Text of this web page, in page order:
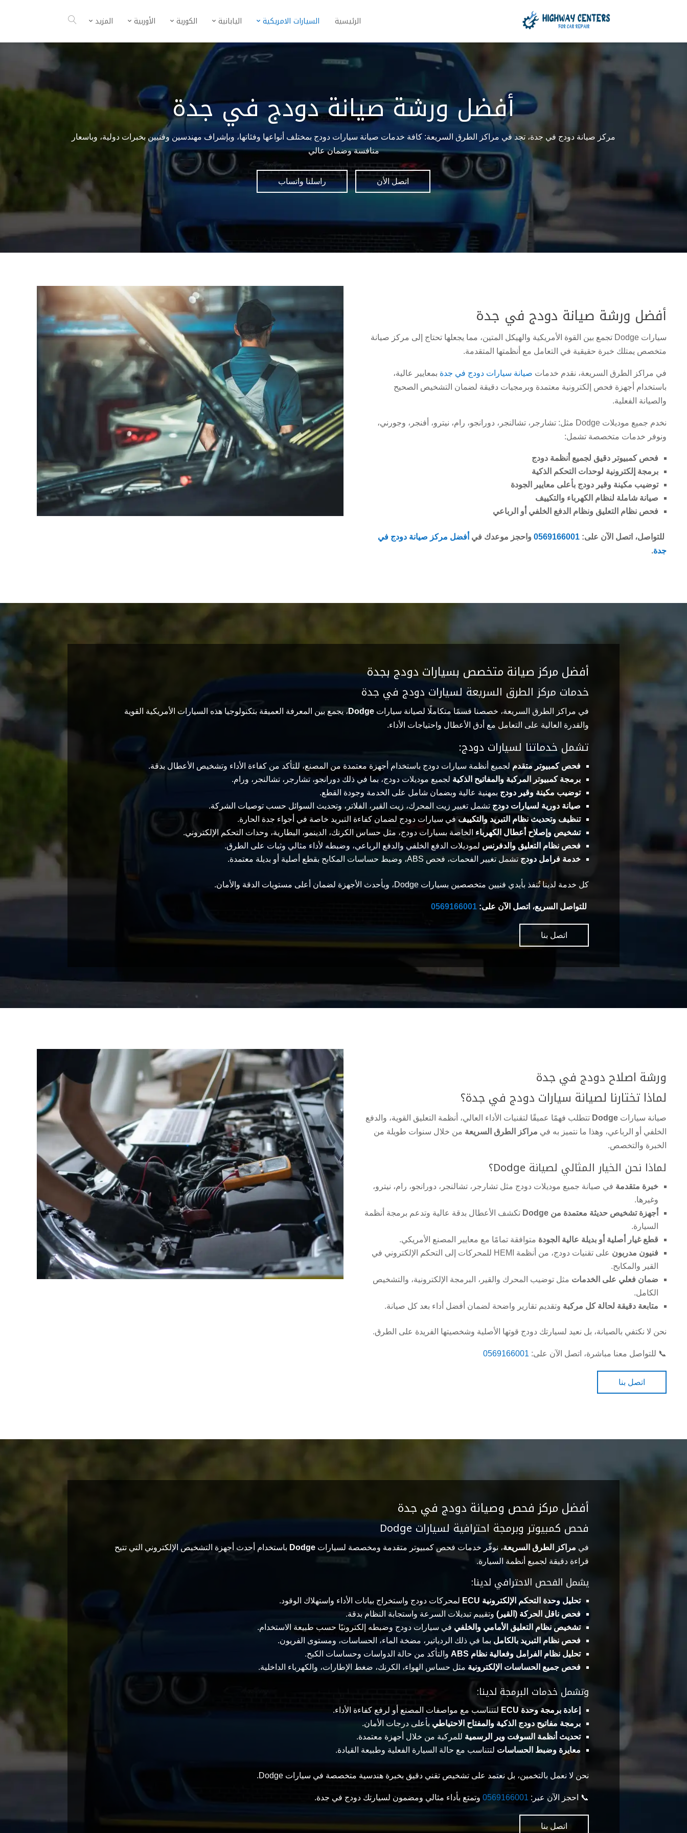
الرئيسية السيارات الامريكية اليابانية الكورية الأوربية المزيد
أفضل ورشة صيانة دودج في جدة
مركز صيانة دودج في جدة، تجد في مراكز الطرق السريعة: كافة خدمات صيانة سيارات دودج بمختلف أنواعها وفئاتها، وبإشراف مهندسين وفنيين بخبرات دولية، وباسعار
منافسة وضمان عالي
اتصل الأن راسلنا واتساب
أفضل ورشة صيانة دودج في جدة
سيارات Dodge تجمع بين القوة الأمريكية والهيكل المتين، مما يجعلها تحتاج إلى مركز صيانة
متخصص يمتلك خبرة حقيقية في التعامل مع أنظمتها المتقدمة.
في مراكز الطرق السريعة، نقدم خدمات صيانة سيارات دودج في جدة بمعايير عالية،
باستخدام أجهزة فحص إلكترونية معتمدة وبرمجيات دقيقة لضمان التشخيص الصحيح
والصيانة الفعلية.
نخدم جميع موديلات Dodge مثل: تشارجر، تشالنجر، دورانجو، رام، نيترو، أفنجر، وجورني،
ونوفر خدمات متخصصة تشمل:
فحص كمبيوتر دقيق لجميع أنظمة دودج
برمجة إلكترونية لوحدات التحكم الذكية
توضيب مكينة وقير دودج بأعلى معايير الجودة
صيانة شاملة لنظام الكهرباء والتكييف
فحص نظام التعليق ونظام الدفع الخلفي أو الرباعي
للتواصل، اتصل الآن على:0569166001 واحجز موعدك في أفضل مركز صيانة دودج في
جدة.
أفضل مركز صيانة متخصص بسيارات دودج بجدة
خدمات مركز الطرق السريعة لسيارات دودج في جدة
في مراكز الطرق السريعة، خصصنا قسمًا متكاملًا لصيانة سيارات Dodge ، يجمع بين المعرفة العميقة بتكنولوجيا هذه السيارات الأمريكية القوية
والقدرة العالية على التعامل مع أدق الأعطال واحتياجات الأداء.
تشمل خدماتنا لسيارات دودج:
فحص كمبيوتر متقدم لجميع أنظمة سيارات دودج باستخدام أجهزة معتمدة من المصنع، للتأكد من كفاءة الأداء وتشخيص الأعطال بدقة.
برمجة كمبيوتر المركبة والمفاتيح الذكية لجميع موديلات دودج، بما في ذلك دورانجو، تشارجر، تشالنجر، ورام.
توضيب مكينة وقير دودج بمهنية عالية وبضمان شامل على الخدمة وجودة القطع.
صيانة دورية لسيارات دودج تشمل تغيير زيت المحرك، زيت القير، الفلاتر، وتحديث السوائل حسب توصيات الشركة.
تنظيف وتحديث نظام التبريد والتكييف في سيارات دودج لضمان كفاءة التبريد خاصة في أجواء جدة الحارة.
تشخيص وإصلاح أعطال الكهرباء الخاصة بسيارات دودج، مثل حساس الكرنك، الدينمو، البطارية، وحدات التحكم الإلكتروني.
فحص نظام التعليق والدفرنس لموديلات الدفع الخلفي والدفع الرباعي، وضبطه لأداء مثالي وثبات على الطرق.
خدمة فرامل دودج تشمل تغيير الفحمات، فحص ABS، وضبط حساسات المكابح بقطع أصلية أو بديلة معتمدة.
كل خدمة لدينا تُنفذ بأيدي فنيين متخصصين بسيارات Dodge، وبأحدث الأجهزة لضمان أعلى مستويات الدقة والأمان.
للتواصل السريع، اتصل الآن على: 0569166001
اتصل بنا
ورشة اصلاح دودج في جدة
لماذا تختارنا لصيانة سيارات دودج في جدة؟
صيانة سياراتDodge تتطلب فهمًا عميقًا لتقنيات الأداء العالي، أنظمة التعليق القوية، والدفع
الخلفي أو الرباعي، وهذا ما نتميز به في مراكز الطرق السريعة من خلال سنوات طويلة من
الخبرة والتخصص.
لماذا نحن الخيار المثالي لصيانة Dodge؟
خبرة متقدمة في صيانة جميع موديلات دودج مثل تشارجر، تشالنجر، دورانجو، رام، نيترو،
وغيرها.
أجهزة تشخيص حديثة معتمدة من Dodge
تكشف الأعطال بدقة عالية وتدعم برمجة أنظمة
السيارة.
قطع غيار أصلية أو بديلة عالية الجودة متوافقة تمامًا مع معايير المصنع الأمريكي.
فنيون مدربون
على تقنيات دودج، من أنظمة HEMI للمحركات إلى التحكم الإلكتروني في
القير والمكابح.
ضمان فعلي على الخدمات مثل توضيب المحرك والقير، البرمجة الإلكترونية، والتشخيص
الكامل.
متابعة دقيقة لحالة كل مركبة وتقديم تقارير واضحة لضمان أفضل أداء بعد كل صيانة.
نحن لا نكتفي بالصيانة، بل نعيد لسيارتك دودج قوتها الأصلية وشخصيتها الفريدة على الطرق.
📞 للتواصل معنا مباشرة، اتصل الآن على: 0569166001
اتصل بنا
أفضل مركز فحص وصيانة دودج في جدة
فحص كمبيوتر وبرمجة احترافية لسيارات Dodge
في مراكز الطرق السريعة، نوفّر خدمات فحص كمبيوتر متقدمة ومخصصة لسيارات Dodge باستخدام أحدث أجهزة التشخيص الإلكتروني التي تتيح
قراءة دقيقة لجميع أنظمة السيارة.
يشمل الفحص الاحترافي لدينا:
تحليل وحدة التحكم الإلكترونية ECU
لمحركات دودج واستخراج بيانات الأداء واستهلاك الوقود.
فحص ناقل الحركة (القير) وتقييم تبديلات السرعة واستجابة النظام بدقة.
تشخيص نظام التعليق الأمامي والخلفي في سيارات دودج وضبطه إلكترونيًا حسب طبيعة الاستخدام.
فحص نظام التبريد بالكامل بما في ذلك الردياتير، مضخة الماء، الحساسات، ومستوى الفريون.
تحليل نظام الفرامل وفعالية نظام ABS
والتأكد من حالة الدواسات وحساسات الكبح.
فحص جميع الحساسات الإلكترونية مثل حساس الهواء، الكرنك، ضغط الإطارات، والكهرباء الداخلية.
وتشمل خدمات البرمجة لدينا:
إعادة برمجة وحدة ECU
لتتناسب مع مواصفات المصنع أو لرفع كفاءة الأداء.
برمجة مفاتيح دودج الذكية والمفتاح الاحتياطي بأعلى درجات الأمان.
تحديث أنظمة السوفت وير الرسمية للمركبة من خلال أجهزة معتمدة.
معايرة وضبط الحساسات لتتناسب مع حالة السيارة الفعلية وطبيعة القيادة.
نحن لا نعمل بالتخمين، بل نعتمد على تشخيص تقني دقيق بخبرة هندسية متخصصة في سيارات Dodge.
📞 احجز الآن عبر: 0569166001 وتمتع بأداء مثالي ومضمون لسيارتك دودج في جدة.
اتصل بنا